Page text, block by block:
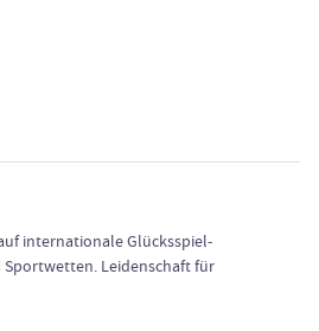
internationale Glücksspiel-
Sportwetten. Leidenschaft für